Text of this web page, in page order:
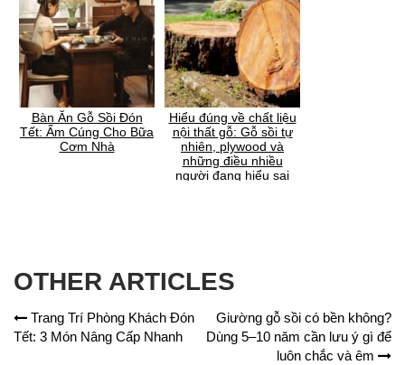
Bàn Ăn Gỗ Sồi Đón
Tết: Ấm Cúng Cho Bữa
Cơm Nhà
Hiểu đúng về chất liệu
nội thất gỗ: Gỗ sồi tự
nhiên, plywood và
những điều nhiều
người đang hiểu sai
OTHER ARTICLES
Trang Trí Phòng Khách Đón
Tết: 3 Món Nâng Cấp Nhanh
Giường gỗ sồi có bền không?
Dùng 5–10 năm cần lưu ý gì để
luôn chắc và êm